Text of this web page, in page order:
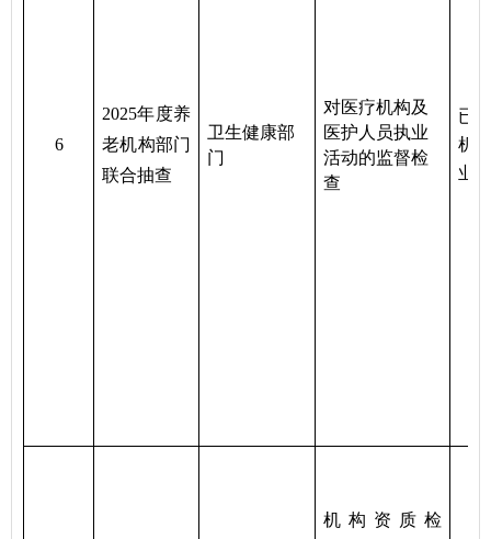
6
2025年度养
老机构部门
联合抽查
卫生健康部
门
对医疗机构及
医护人员执业
活动的监督检
查
已
机
业
机构资质检